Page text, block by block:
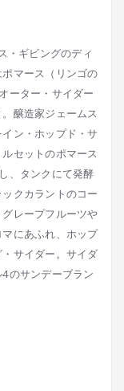
・ギビングのディ
マース（リンゴの
ーター・サイダー
醸造家ジェームス
ン・ホップド・サ
セットのポマース
、タンクにて発酵
クカラントのコー
レープフルーツや
にあふれ、ホップ
サイダー。サイダ
のサンデーブラン